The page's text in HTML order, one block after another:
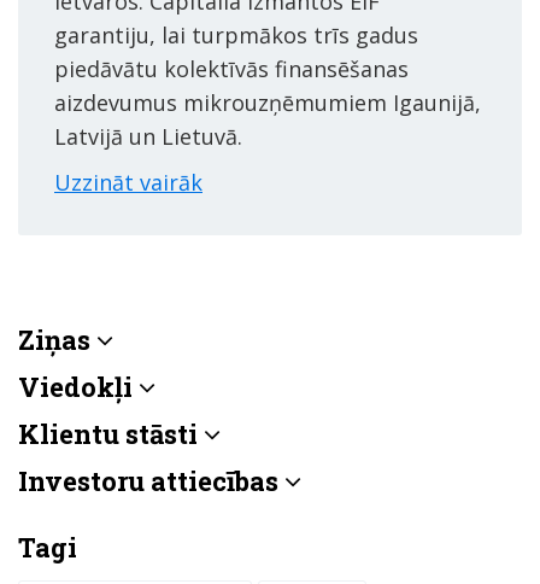
garantiju, lai turpmākos trīs gadus
piedāvātu kolektīvās finansēšanas
aizdevumus mikrouzņēmumiem Igaunijā,
Latvijā un Lietuvā.
Uzzināt vairāk
Ziņas
Viedokļi
Klientu stāsti
Investoru attiecības
Tagi